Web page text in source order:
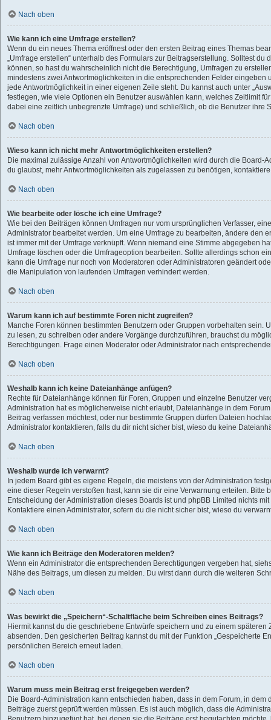
Nach oben
Wie kann ich eine Umfrage erstellen?
Wenn du ein neues Thema eröffnest oder den ersten Beitrag eines Themas
„Umfrage erstellen“ unterhalb des Formulars zur Beitragserstellung. Solltest du
können, so hast du wahrscheinlich nicht die Berechtigung, Umfragen zu
mindestens zwei Antwortmöglichkeiten in die entsprechenden Felder eingeben
jede Antwortmöglichkeit in einer eigenen Zeile steht. Du kannst auch unter
festlegen, wie viele Optionen ein Benutzer auswählen kann, welches Zeitlimit
dabei eine zeitlich unbegrenzte Umfrage) und schließlich, ob die Benutzer ihre
Nach oben
Wieso kann ich nicht mehr Antwortmöglichkeiten erstellen?
Die maximal zulässige Anzahl von Antwortmöglichkeiten wird durch die Board-
du glaubst, mehr Antwortmöglichkeiten als zugelassen zu benötigen,
Nach oben
Wie bearbeite oder lösche ich eine Umfrage?
Wie bei den Beiträgen können Umfragen nur vom ursprünglichen Verfasser,
Administrator bearbeitet werden. Um eine Umfrage zu bearbeiten, ändere den
ist immer mit der Umfrage verknüpft. Wenn niemand eine Stimme abgegeben
Umfrage löschen oder die Umfrageoption bearbeiten. Sollte allerdings schon
kann die Umfrage nur noch von Moderatoren oder Administratoren geändert
die Manipulation von laufenden Umfragen verhindert werden.
Nach oben
Warum kann ich auf bestimmte Foren nicht zugreifen?
Manche Foren können bestimmten Benutzern oder Gruppen vorbehalten sein.
zu lesen, zu schreiben oder andere Vorgänge durchzuführen, brauchst du
Berechtigungen. Frage einen Moderator oder Administrator nach
Nach oben
Weshalb kann ich keine Dateianhänge anfügen?
Rechte für Dateianhänge können für Foren, Gruppen und einzelne Benutzer
Administration hat es möglicherweise nicht erlaubt, Dateianhänge in dem
Beitrag verfassen möchtest, oder nur bestimmte Gruppen dürfen Dateien
Administrator kontaktieren, falls du dir nicht sicher bist, wieso du keine
Nach oben
Weshalb wurde ich verwarnt?
In jedem Board gibt es eigene Regeln, die meistens von der Administration
eine dieser Regeln verstoßen hast, kann sie dir eine Verwarnung erteilen. Bitte
Entscheidung der Administration dieses Boards ist und phpBB Limited nichts
Kontaktiere einen Administrator, sofern du die nicht sicher bist, wieso du
Nach oben
Wie kann ich Beiträge den Moderatoren melden?
Wenn ein Administrator die entsprechenden Berechtigungen vergeben hat,
Nähe des Beitrags, um diesen zu melden. Du wirst dann durch die weiteren
Nach oben
Was bewirkt die „Speichern“-Schaltfläche beim Schreiben eines Beitrags?
Hiermit kannst du die geschriebene Entwürfe speichern und zu einem späteren
absenden. Den gesicherten Beitrag kannst du mit der Funktion „Gespeicherte
persönlichen Bereich erneut laden.
Nach oben
Warum muss mein Beitrag erst freigegeben werden?
Die Board-Administration kann entschieden haben, dass in dem Forum, in dem
Beiträge zuerst geprüft werden müssen. Es ist auch möglich, dass die